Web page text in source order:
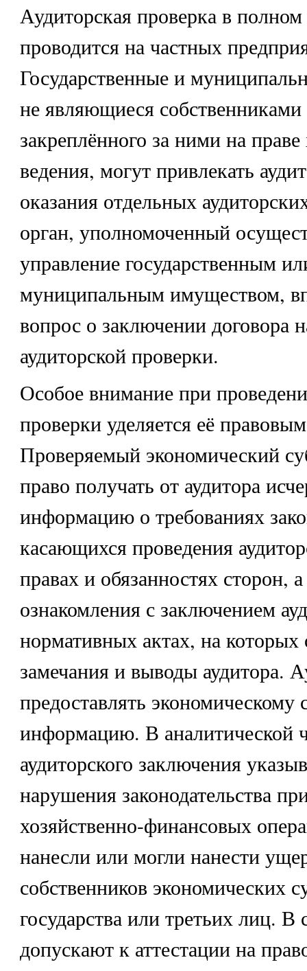
Аудиторская проверка в
проводится на частных
Государственные и
не являющиеся
закреплённого за ними на праве
ведения, могут привлекать
оказания отдельных
орган, уполномоченный
управление государственным
муниципальным имуществом,
вопрос о заключении договора
аудиторской проверки.
Особое внимание при
проверки уделяется её
Проверяемый экономический
право получать от аудитора
информацию о требованиях
касающихся проведения
правах и обязанностях сторон,
ознакомления с заключением
нормативных актах, на
замечания и выводы аудитора.
предоставлять экономическому
информацию. В аналитической
аудиторского заключения
нарушения законодательства
хозяйственно-финансовых
нанесли или могли нанести
собственников экономических
государства или третьих лиц. В
допускают к аттестации на